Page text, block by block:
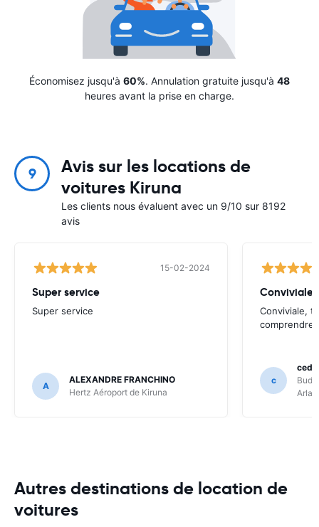
Économisez jusqu'à 60%. Annulation gratuite jusqu'à 48
heures avant la prise en charge.
9
Avis sur les locations de
voitures Kiruna
Les clients nous évaluent avec un 9/10 sur 8192
avis
15-02-2024
Super service
Super service
A
ALEXANDRE FRANCHINO
Hertz Aéroport de Kiruna
Conviviale,
comprendre.
c
Autres destinations de location de
voitures